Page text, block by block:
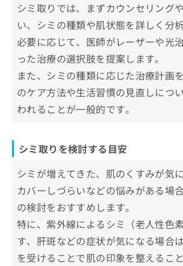
いりなか駅前皮フ科ビューティー
よつば会クリニック 名古屋院
エースクリニック 名古屋院
西堀形成外科クリニック タワーズ院
あいち栄クリニック
金山美容クリニック
シミってなに？シミについての
識
1．シミとは
2．シミ発症のメカニズム
3．シミの種類
シミの5つの種類＆それぞれに適
術
1．老人性色素斑
2．雀卵斑(そばかす)
シミ取りの主な治療法一覧
シミ取りでは、まずカウンセリング
い、シミの種類や肌状態を詳しく分
必要に応じて、医師がレーザーや光
った治療の選択肢を提案します。
また、シミの種類に応じた治療計画
のケア方法や生活習慣の見直しにつ
われることが一般的です。
シミ取りを検討する目安
シミが増えてきた、肌のくすみが気
カバーしづらいなどの悩みがある場
の検討をおすすめします。
特に、紫外線によるシミ（老人性色
す、肝斑などの症状が気になる場合
を受けることで肌の印象を整えるこ
の
他
お
問
い
合
わ
せ
ち
ら